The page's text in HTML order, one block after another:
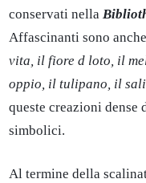
conservati nella
Affascinanti sono
vita, il fiore d loto, il
oppio, il tulipano, il
queste creazioni
simbolici.
Al termine della